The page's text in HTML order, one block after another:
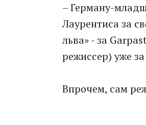
– Герману-
Лаурентиса за
льва» - за
режиссер) уже
Впрочем, сам